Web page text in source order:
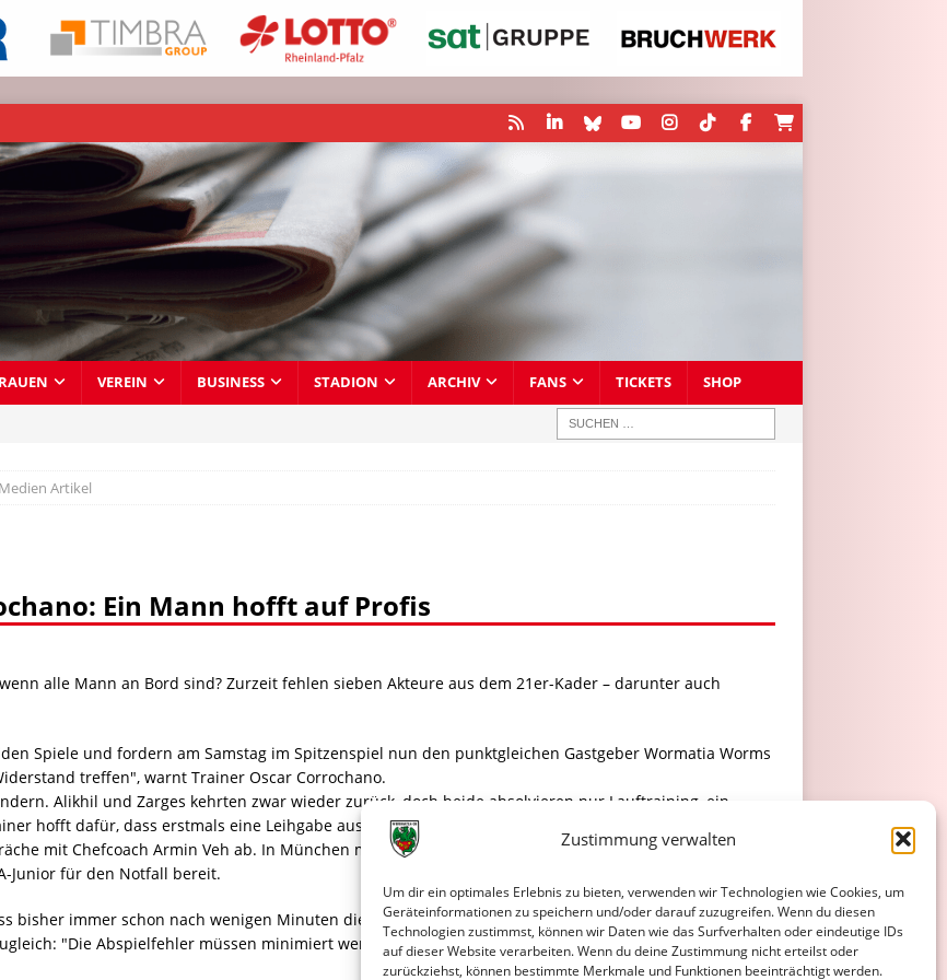
Zustimmung verwalten
Um dir ein optimales Erlebnis zu bieten, verwenden wir Technologien wie Cookies, um
Geräteinformationen zu speichern und/oder darauf zuzugreifen. Wenn du diesen
Technologien zustimmst, können wir Daten wie das Surfverhalten oder eindeutige IDs
auf dieser Website verarbeiten. Wenn du deine Zustimmung nicht erteilst oder
zurückziehst, können bestimmte Merkmale und Funktionen beeinträchtigt werden.
VEREIN BUSINESS STADION ARCHIV FANS TICKETS SHOP
Medien Artikel
Ein Mann hofft auf Profis
alle Mann an Bord sind? Zurzeit fehlen sieben Akteure aus dem 21er-Kader – darunter auch
Spiele und fordern am Samstag im Spitzenspiel nun den punktgleichen Gastgeber Wormatia Worms
treffen", warnt Trainer Oscar Corrochano.
Alikhil und Zarges kehrten zwar wieder zurück, doch beide absolvieren nur Lauftraining, ein
hofft dafür, dass erstmals eine Leihgabe aus dem Profikader sein Team verstärkt. "Die Tendenz ist
mit Chefcoach Armin Veh ab. In München musste er mit zwölf Feldspielern auskommen, beim 2:1
Junior für den Notfall bereit.
bisher immer schon nach wenigen Minuten die Führung erzielt wurde. "Das hat uns Sicherheit
"Die Abspielfehler müssen minimiert werden."